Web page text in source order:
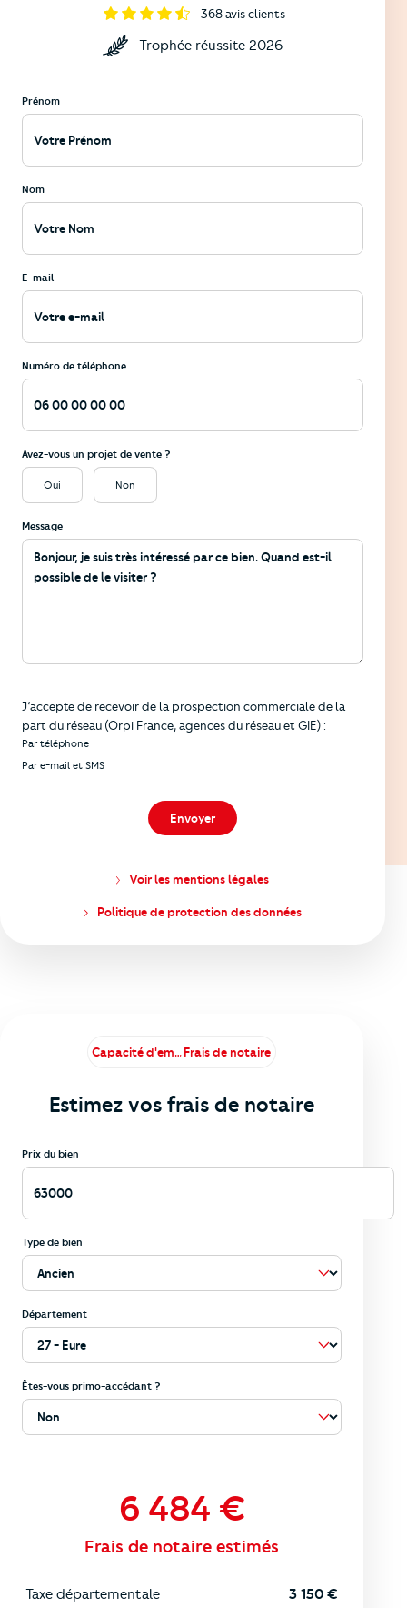
368avis clients
Trophée réussite 2026
Prénom
Nom
E-mail
Numéro de téléphone
Avez-vous un projet de vente ?
Oui Non
Message
J’accepte de recevoir de la prospection commerciale de la
part du réseau (Orpi France, agences du réseau et GIE) :
Par téléphone
Par e-mail et SMS
Envoyer
Voir les mentions légales
Politique de protection des données
Capacité d'empruntFrais de notaire
Estimez vos frais de notaire
Prix du bien
Type de bien
Département
Êtes-vous primo-accédant ?
6 484 €
Frais de notaire estimés
Taxe départementale 3 150 €